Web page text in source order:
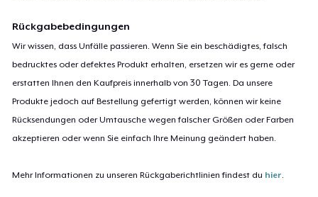
Rückgabebedingungen
Wir wissen, dass Unfälle passieren. Wenn Sie ein beschädigtes, falsch
bedrucktes oder defektes Produkt erhalten, ersetzen wir es gerne oder
erstatten Ihnen den Kaufpreis innerhalb von 30 Tagen. Da unsere
Produkte jedoch auf Bestellung gefertigt werden, können wir keine
Rücksendungen oder Umtausche wegen falscher Größen oder Farben
akzeptieren oder wenn Sie einfach Ihre Meinung geändert haben.
Mehr Informationen zu unseren Rückgaberichtlinien findest du hier